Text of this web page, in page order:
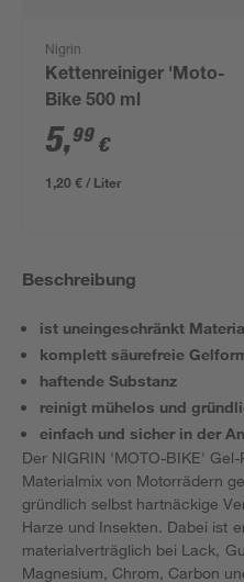
Nigrin
Kettenreiniger 'Moto-
Bike 500 ml
5,99 €
1,20 € / Liter
Beschreibung
ist uneingeschränkt
komplett säurefreie
haftende Substanz
reinigt mühelos und
einfach und sicher in der
Der NIGRIN 'MOTO-BIKE'
Materialmix von Motorrädern
gründlich selbst hartnäckige
Harze und Insekten. Dabei ist
materialverträglich bei Lack,
Magnesium, Chrom, Carbon